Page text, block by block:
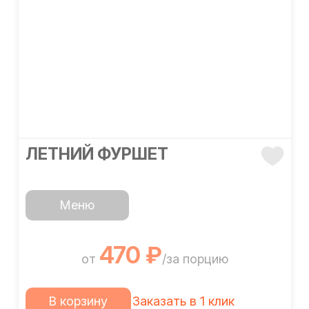
ЛЕТНИЙ ФУРШЕТ
Меню
от 470 ₽/за порцию
В корзину Заказать в 1 клик